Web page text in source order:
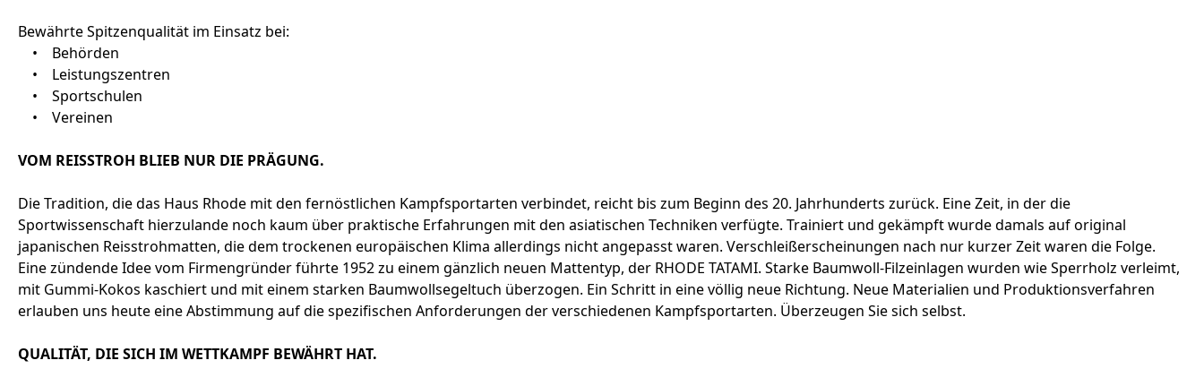
Bewährte Spitzenqualität im Einsatz bei:
• Behörden
• Leistungszentren
• Sportschulen
• Vereinen
VOM REISSTROH BLIEB NUR DIE PRÄGUNG.
Die Tradition, die das Haus Rhode mit den fernöstlichen Kampfsportarten verbindet, reicht bis zum Beginn des 20. Jahrhunderts zurück. Eine Zeit, in der die
Sportwissenschaft hierzulande noch kaum über praktische Erfahrungen mit den asiatischen Techniken verfügte. Trainiert und gekämpft wurde damals auf original
japanischen Reisstrohmatten, die dem trockenen europäischen Klima allerdings nicht angepasst waren. Verschleißerscheinungen nach nur kurzer Zeit waren die Folge.
Eine zündende Idee vom Firmengründer führte 1952 zu einem gänzlich neuen Mattentyp, der RHODE TATAMI. Starke Baumwoll-Filzeinlagen wurden wie Sperrholz verleimt,
mit Gummi-Kokos kaschiert und mit einem starken Baumwollsegeltuch überzogen. Ein Schritt in eine völlig neue Richtung. Neue Materialien und Produktionsverfahren
erlauben uns heute eine Abstimmung auf die spezifischen Anforderungen der verschiedenen Kampfsportarten. Überzeugen Sie sich selbst.
QUALITÄT, DIE SICH IM WETTKAMPF BEWÄHRT HAT.